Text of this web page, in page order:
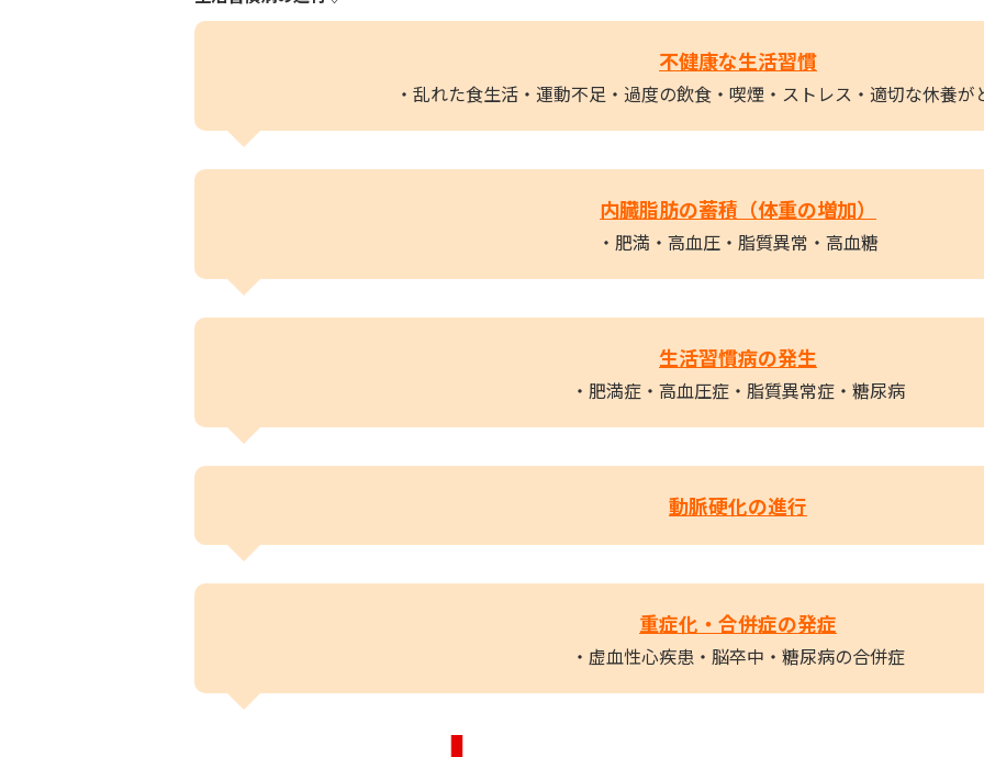
不健康な生活習慣
・乱れた食生活・運動不足・過度の飲食・喫煙・ストレス・適切な休養が
内臓脂肪の蓄積（体重の増加）
・肥満・高血圧・脂質異常・高血糖
生活習慣病の発生
・肥満症・高血圧症・脂質異常症・糖尿病
動脈硬化の進行
重症化・合併症の発症
・虚血性心疾患・脳卒中・糖尿病の合併症